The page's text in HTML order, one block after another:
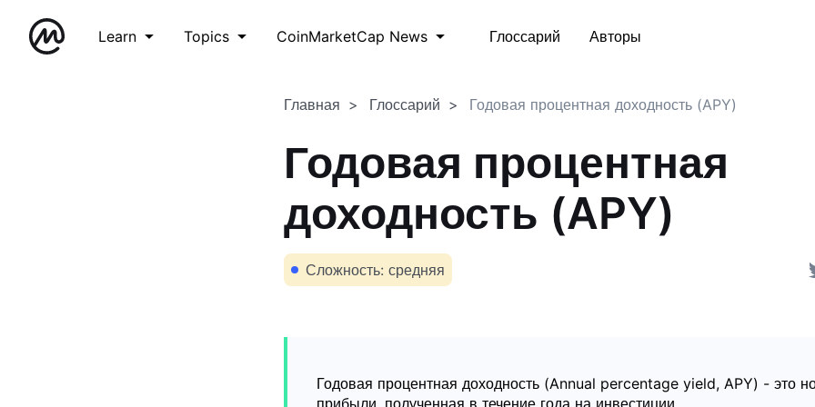
Learn Topics CoinMarketCap News Глоссарий Авторы
Главная Глоссарий Годовая процентная доходность (APY)
Годовая процентная
доходность (APY)
Сложность: средняя
Годовая процентная доходность (Annual percentage yield, APY) - это
прибыли, полученная в течение года на инвестиции.